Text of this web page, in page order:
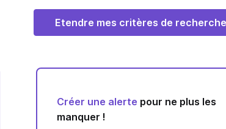
Etendre mes critères de recherche
Créer une alerte pour ne plus les
manquer !